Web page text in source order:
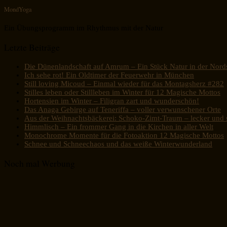
MondYoga
Die Dünenlandschaft auf Amrum – Ein Stück Natur in der
Ich sehe rot! Ein Oldtimer der Feuerwehr in München
Still loving Micoud – Einmal wieder für das Montagsherz #282
Stilles leben oder Stillleben im Winter für 12 Magische Mottos
Hortensien im Winter – Filigran zart und wunderschön!
Das Anaga Gebirge auf Teneriffa – voller verwunschener Orte
Aus der Weihnachtsbäckerei: Schoko-Zimt-Traum – lecker und
Himmlisch – Ein frommer Gang in die Kirchen in aller Welt
Monochrome Momente für die Fotoaktion 12 Magische Mottos
Schnee und Schneechaos und das weiße Winterwunderland